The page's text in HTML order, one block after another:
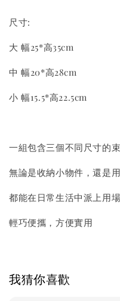
尺寸:
大 幅25*高35cm
中 幅20*高28cm
小 幅15.5*高22.5cm
一組包含三個不同尺寸的
無論是收納小物件，還是
都能在日常生活中派上用場
輕巧便攜，方便實用
我猜你喜歡